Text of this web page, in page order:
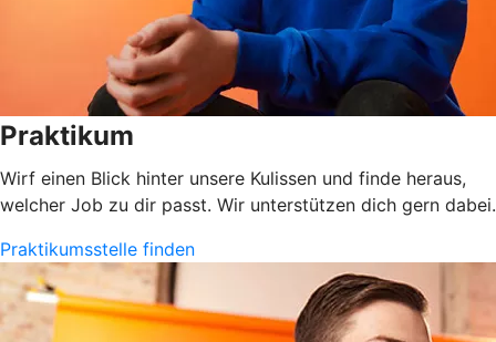
Praktikum
Wirf einen Blick hinter unsere Kulissen und finde heraus,
welcher Job zu dir passt. Wir unterstützen dich gern dabei.
Praktikumsstelle finden